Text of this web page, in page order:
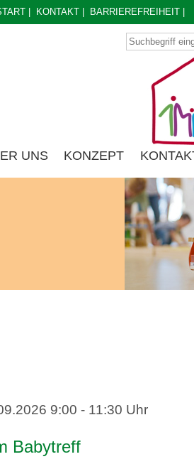
KONTAKT BARRIEREFREIHEIT
UNS KONZEPT
9:00 - 11:30 Uhr
Babytreff